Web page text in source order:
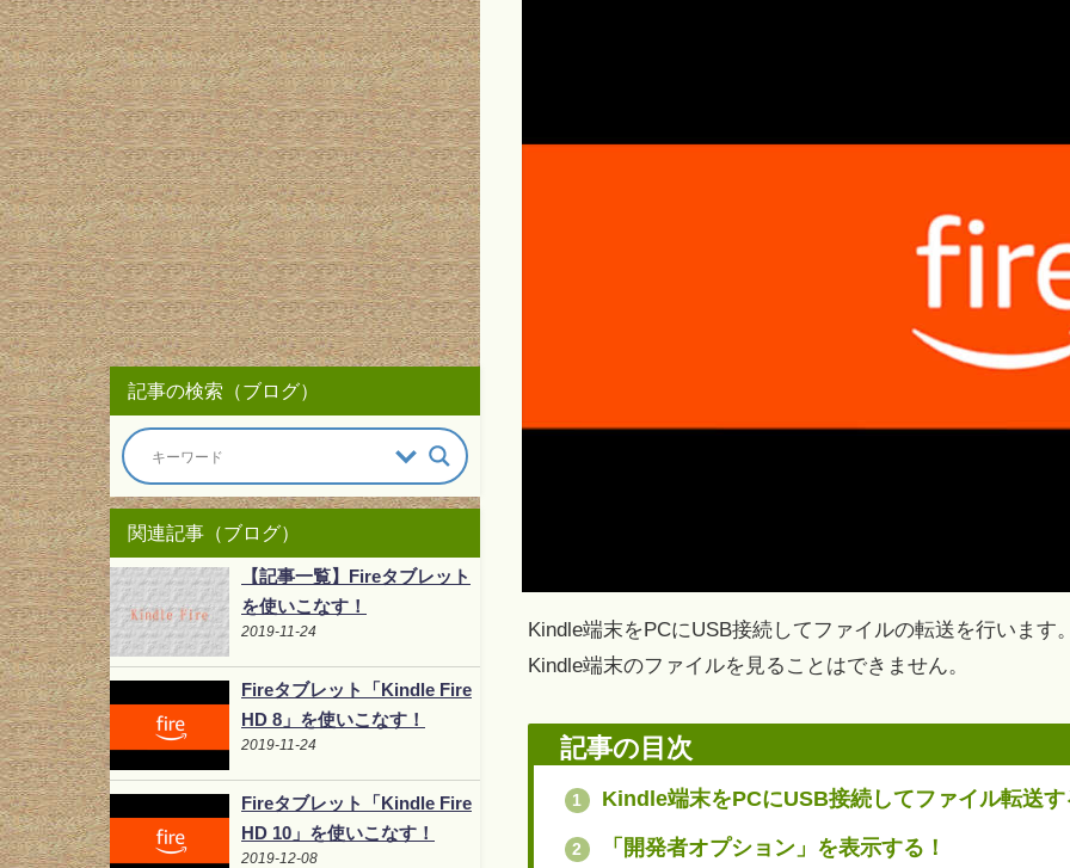
Kindle端末をPCにUSB接続してファイルの転送を行いま
Kindle端末のファイルを見ることはできません。
記事の目次
1 Kindle端末をPCにUSB接続してファイル転送す
2 「開発者オプション」を表示する！
記事の検索（ブログ）
関連記事（ブログ）
【記事一覧】Fireタブレット
を使いこなす！
2019-11-24
Fireタブレット「Kindle Fire
HD 8」を使いこなす！
2019-11-24
Fireタブレット「Kindle Fire
HD 10」を使いこなす！
2019-12-08